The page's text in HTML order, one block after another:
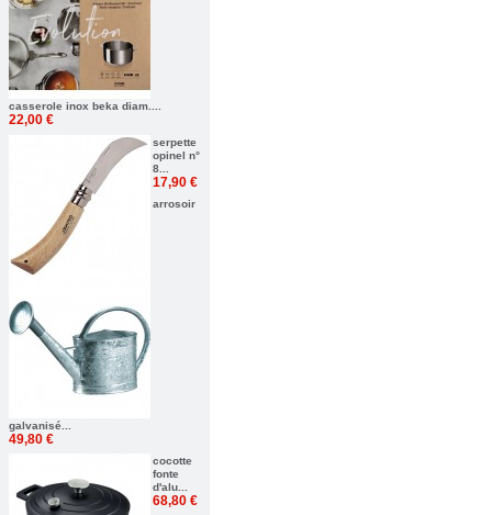
casserole inox beka diam....
22,00 €
serpette
opinel n°
8...
17,90 €
arrosoir
galvanisé...
49,80 €
cocotte
fonte
d'alu...
68,80 €